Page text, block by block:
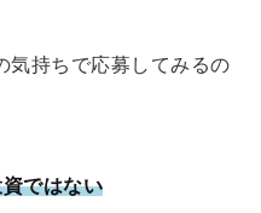
気持ちで応募してみるの
ではない